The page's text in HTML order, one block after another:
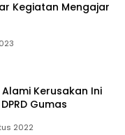
Kegiatan Mengajar
Kerusakan Ini
Gumas
2022